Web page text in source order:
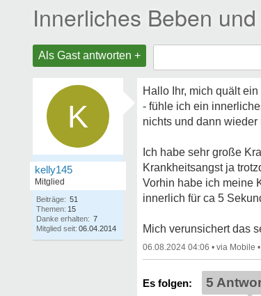
Innerliches Beben
Als Gast antworten +
K
kelly145
Mitglied
Beiträge: 51
Themen: 15
Danke erhalten: 7
Mitglied seit: 06.04.2014
Hallo Ihr, mich quält
- fühle ich ein
nichts und dann
Ich habe sehr große
Krankheitsangst ja
Vorhin habe ich meine
innerlich für ca 5
Mich verunsichert das
06.08.2024 04:06 • •
5